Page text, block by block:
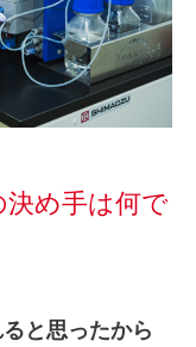
め手は何で
と思ったから